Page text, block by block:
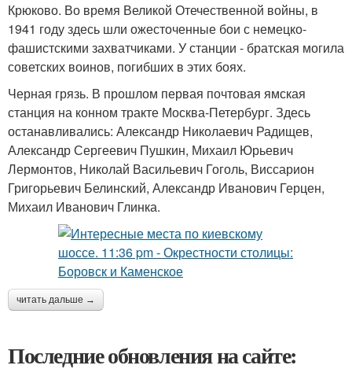
Крюково. Во время Великой Отечественной войны, в
1941 году здесь шли ожесточенные бои с немецко-
фашистскими захватчиками. У станции - братская могила
советских воинов, погибших в этих боях.
Черная грязь. В прошлом первая почтовая ямская
станция на конном тракте Москва-Петербург. Здесь
останавливались: Александр Николаевич Радищев,
Александр Сергеевич Пушкин, Михаил Юрьевич
Лермонтов, Николай Васильевич Гоголь, Виссарион
Григорьевич Белинский, Александр Иванович Герцен,
Михаил Иванович Глинка.
читать дальше →
Последние обновления на сайте: